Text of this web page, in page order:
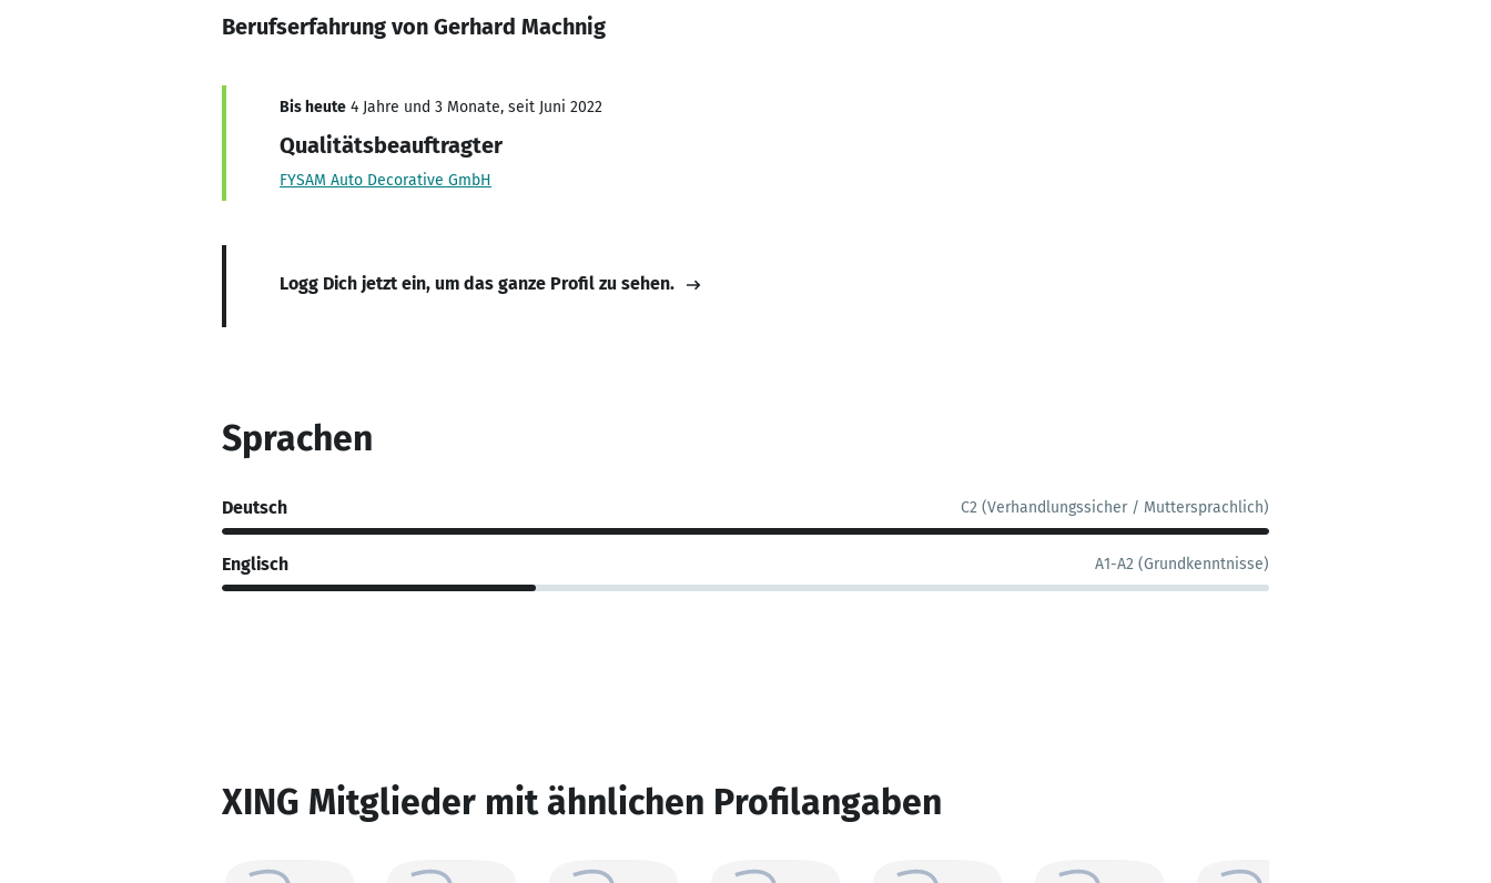
Berufserfahrung von Gerhard Machnig
Bis heute 4 Jahre und 3 Monate, seit Juni 2022
Qualitätsbeauftragter
FYSAM Auto Decorative GmbH
Logg Dich jetzt ein, um das ganze Profil zu sehen.
Sprachen
Deutsch C2 (Verhandlungssicher / Muttersprachlich)
Englisch A1-A2 (Grundkenntnisse)
XING Mitglieder mit ähnlichen Profilangaben